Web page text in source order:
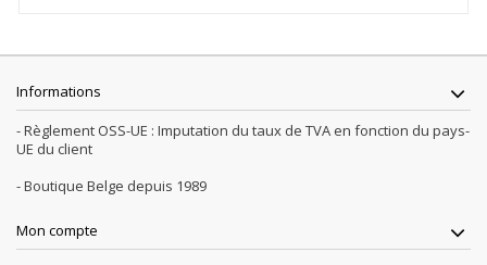
Informations
- Règlement OSS-UE : Imputation du taux de TVA en fonction du pays-
UE du client
- Boutique Belge depuis 1989
Mon compte